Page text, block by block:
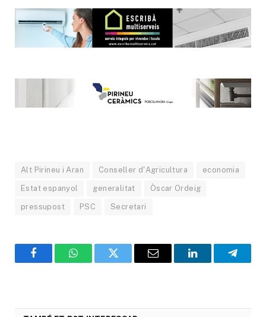
Alt Pirineu i Aran Conseller d'Agricultura economia
Estat espanyol generalitat Òscar Ordeig
pressupost PSC Secretari
FacebookWhatsAppTwitter Email LinkedIn